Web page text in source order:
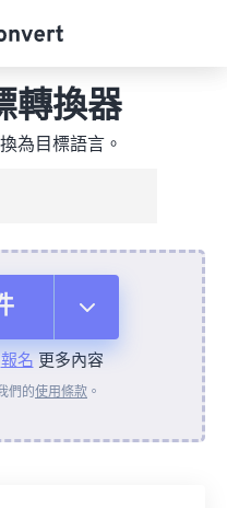
轉換器
為目標語言。
報名更多內容
們的使用條款 。